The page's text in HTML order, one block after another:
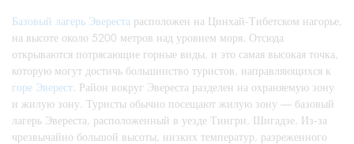
Базовый лагерь Эвереста расположен на Цинхай-Тибетском нагорье,
на высоте около 5200 метров над уровнем моря. Отсюда
открываются потрясающие горные виды, и это самая высокая точка,
которую могут достичь большинство туристов, направляющихся к
горе Эверест . Район вокруг Эвереста разделен на охраняемую зону
и жилую зону. Туристы обычно посещают жилую зону — базовый
лагерь Эвереста, расположенный в уезде Тингри, Шигадзе. Из-за
чрезвычайно большой высоты, низких температур, разреженного